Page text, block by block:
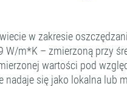
w zakresie
m*K – zmierzoną przy
wartości pod
się jako lokalna lub